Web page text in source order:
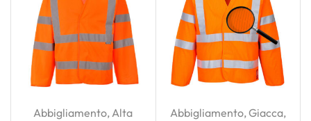
Abbigliamento, Alta
Abbigliamento, Giacca,